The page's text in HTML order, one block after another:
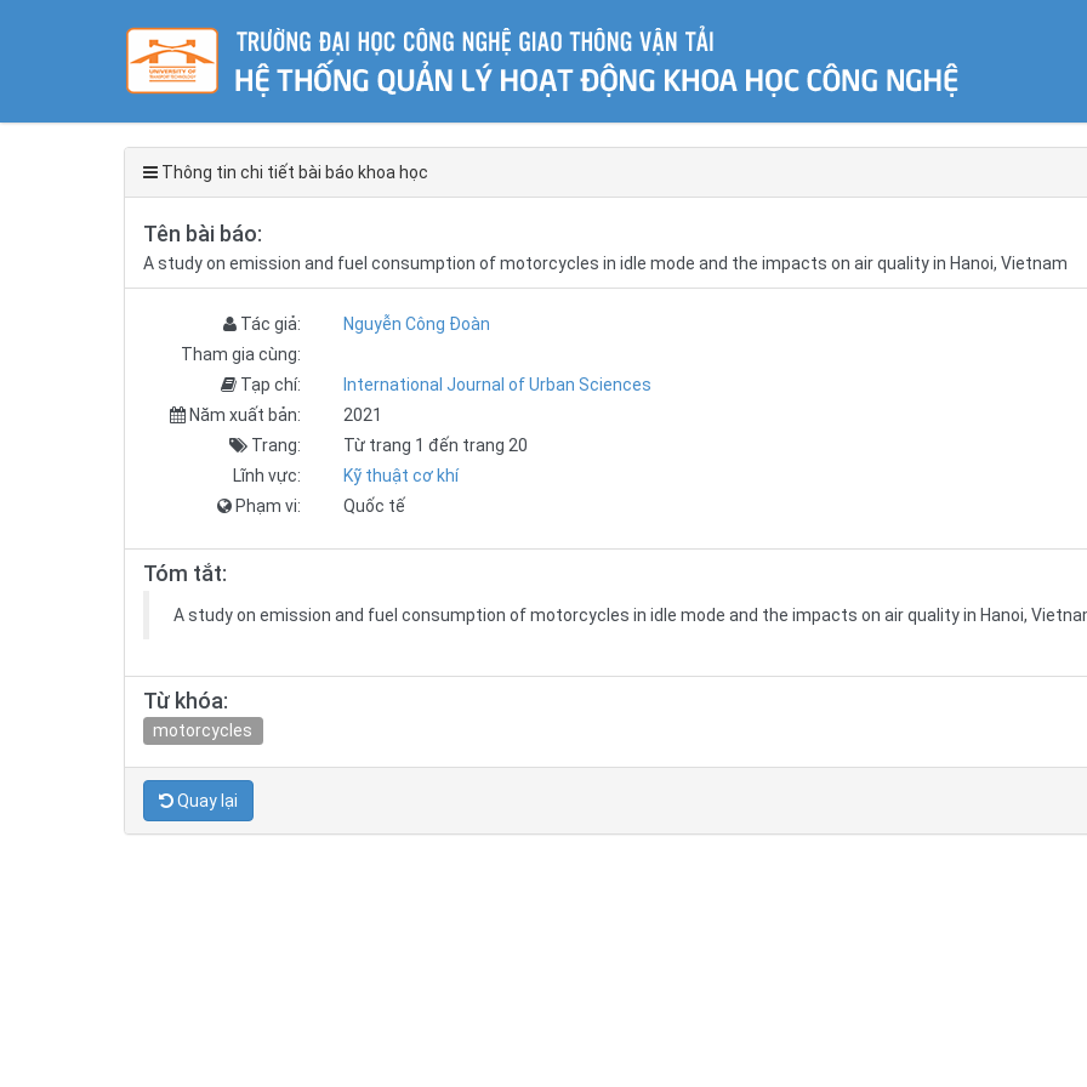
Thông tin chi tiết bài báo khoa học
Tên bài báo:
A study on emission and fuel consumption of motorcycles in idle mode and the impacts on air quality in Hanoi, Vietnam
Tác giả:
Nguyễn Công Đoàn
Tham gia cùng:
Tạp chí:
International Journal of Urban Sciences
Năm xuất bản:
2021
Trang:
Từ trang 1 đến trang 20
Lĩnh vực:
Kỹ thuật cơ khí
Phạm vi:
Quốc tế
Tóm tắt:
A study on emission and fuel consumption of motorcycles in idle mode and the impacts on air quality in Hanoi,
Từ khóa:
motorcycles
Quay lại